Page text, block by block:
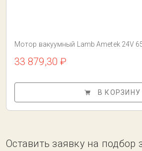
Мотор вакуумный Lamb Ametek 24V
33 879,30 ₽
В КОРЗИНУ
Оставить заявку на подбор